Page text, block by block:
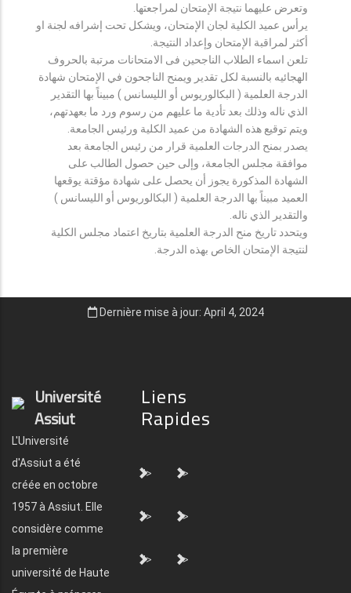
وتعرض عليهما نتيجة الإمتحان لمراجعتها.
يرأس عميد الكلية لجان الإمتحان، ويشكل تحت إشرافه لجنة او
أكثر لمراقبة الإمتحان وإعداد النتيجة.
تلعن اسماء الطلاب الناجحين فى الامتحانات مرتبة بالحروف
الهجائيه بالنسبة لكل تقدير ويمنح الناجحون في الإمتحان شهادة
الدرجة العلمية ( البكالوريوس أو الليسانس ) مبيناً بها التقدير
الذي ناله وذلك بعد تأدية ما عليهم من رسوم ورد ما بعهدتهم،
ويتم توقيع هذه الشهادة من عميد الكلية ورئيس الجامعة.
يصدر بمنح الدرجات العلمية قرار من رئيس الجامعة بعد
موافقة مجلس الجامعة، وإلى حين حصول الطالب على
الشهادة المذكورة يجوز أن يحصل على شهادة مؤقتة يوقعها
العميد مبيناً بها الدرجة العلمية ( البكالوريوس أو الليسانس )
والتقدير الذي ناله.
ويتحدد تاريخ منح الدرجة العلمية بتاريخ اعتماد مجلس الكلية
لنتيجة الإمتحان الخاص بهذه الدرجة.
Dernière mise à jour: April 4, 2024
Université
Assiut
L'Université
d'Assiut a été
créée en octobre
1957 à Assiut. Elle
considère comme
la première
université de Haute
Liens
Rapides
"> ">
"> ">
"> ">